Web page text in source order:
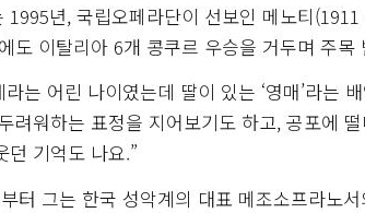
1995년, 국립오페라단이 선보인 메노티
도 이탈리아 6개 콩쿠르 우승을 거두며 주목
라는 어린 나이였는데 딸이 있는 ‘영매’라는
려워하는 표정을 지어보기도 하고, 공포에
던 기억도 나요.”
터 그는 한국 성악계의 대표 메조소프라노